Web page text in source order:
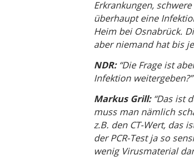
Erkrankungen,
überhaupt eine
Heim bei Osnabrück.
aber niemand hat bis
NDR:“Die Frage ist
Infektion weitergeben?”
Markus Grill:“Das ist
muss man nämlich
z.B. den CT-Wert, das
der PCR-Test ja so
wenig Virusmaterial